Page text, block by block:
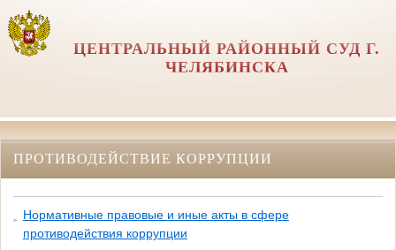
ЦЕНТРАЛЬНЫЙ РАЙОННЫЙ СУД Г.
ЧЕЛЯБИНСКА
ПРОТИВОДЕЙСТВИЕ КОРРУПЦИИ
Нормативные правовые и иные акты в сфере
противодействия коррупции